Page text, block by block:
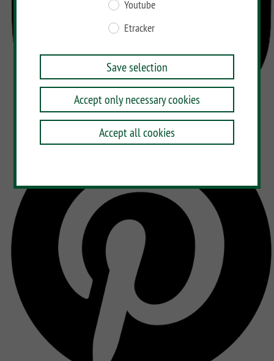
Youtube
Etracker
Save selection
Accept only necessary cookies
Accept all cookies